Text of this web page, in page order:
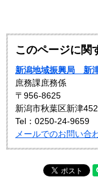
このページに関
新潟地域振興局 新
庶務課庶務係
〒956-8625
新潟市秋葉区新津
Tel：0250-24-9659
メールでのお問い合